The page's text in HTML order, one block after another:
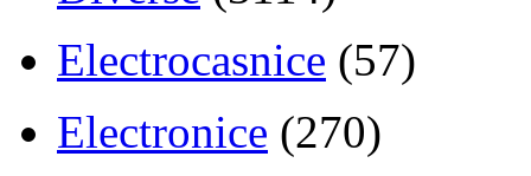
Electrocasnice (57)
Electronice (270)